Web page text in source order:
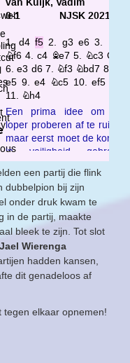
een partij die flink
dubbelpion bij zijn
onder druk kwam te
in de partij, maakte
bleek te zijn. Tot slot
Jael Wierenga
hadden kansen,
dit genadeloos af
elkaar opnemen!